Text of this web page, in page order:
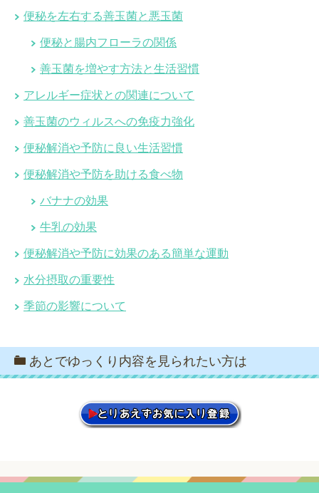
便秘を左右する善玉菌と悪玉菌
便秘と腸内フローラの関係
善玉菌を増やす方法と生活習慣
アレルギー症状との関連について
善玉菌のウィルスへの免疫力強化
便秘解消や予防に良い生活習慣
便秘解消や予防を助ける食べ物
バナナの効果
牛乳の効果
便秘解消や予防に効果のある簡単な運動
水分摂取の重要性
季節の影響について
あとでゆっくり内容を見られたい方は